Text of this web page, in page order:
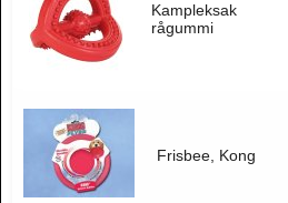
Kampleksak
rågummi
Frisbee, Kong